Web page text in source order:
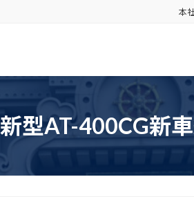
本
新型AT-400CG新